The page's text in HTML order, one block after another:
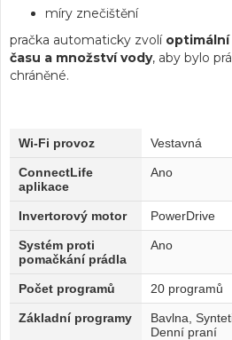
míry znečištění
pračka automaticky zvolí
času a množství vody, aby bylo
chráněné.
Wi-Fi provoz Vestavná
ConnectLife
aplikace
Ano
Invertorový motor PowerDrive
Systém proti
pomačkání prádla
Ano
Počet programů 20 programů
Základní programy
Bavlna,
Denní praní